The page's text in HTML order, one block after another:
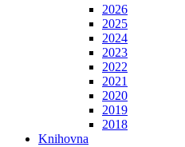
2026
2025
2024
2023
2022
2021
2020
2019
2018
Knihovna